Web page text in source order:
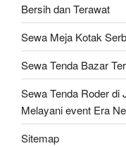
Bersih dan Terawat
Sewa Meja Kotak
Sewa Tenda Bazar
Sewa Tenda Roder di
Melayani event Era
Sitemap